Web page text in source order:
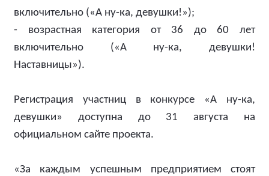
включительно («А ну-ка, девушки!»);
- возрастная категория от 36 до 60 лет
включительно («А ну-ка, девушки!
Наставницы»).
Регистрация участниц в конкурсе «А ну-ка,
девушки» доступна до 31 августа на
официальном сайте проекта.
«За каждым успешным предприятием стоят